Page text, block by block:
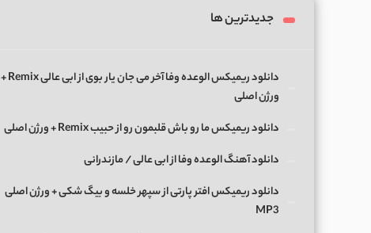
جدیدترین ها
دانلود ریمیکس الوعده وفا آخر می جان یار بوی از ابی عالی Remix +
ورژن اصلی
دانلود ریمیکس ما رو باش قلبمون رو از حبیب Remix + ورژن اصلی
دانلود آهنگ الوعده وفا از ابی عالی / مازندرانی
دانلود ریمیکس افتر پارتی از سپهر خلسه و بیگ شکی + ورژن اصلی
MP3